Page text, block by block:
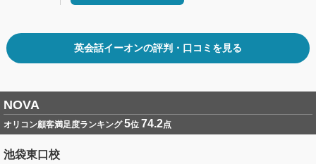
英会話イーオンの評判・口コミを見る
NOVA
オリコン顧客満足度ランキング5位 74.2点
池袋東口校